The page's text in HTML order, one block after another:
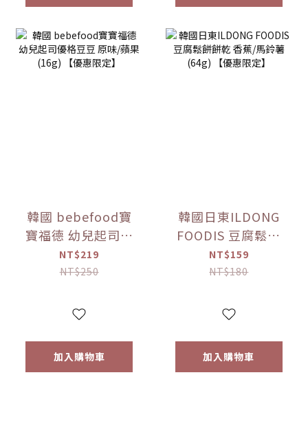
韓國 bebefood寶
寶福德 幼兒起司優
格豆豆 原味/蘋果
(16g) 【優惠限定】
NT$219
NT$250
加入購物車
韓國日東ILDONG
FOODIS 豆腐鬆餅
餅乾 香蕉/馬鈴薯
(64g) 【優惠限定】
NT$159
NT$180
加入購物車